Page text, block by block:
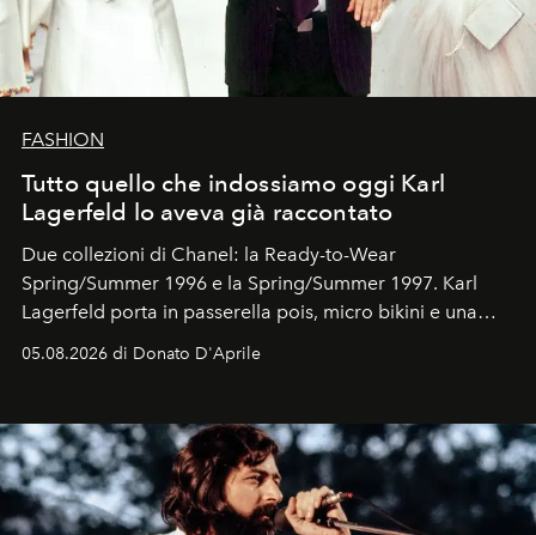
FASHION
Tutto quello che indossiamo oggi Karl
Lagerfeld lo aveva già raccontato
Due collezioni di Chanel: la Ready-to-Wear
Spring/Summer 1996 e la Spring/Summer 1997. Karl
Lagerfeld porta in passerella pois, micro bikini e una
logomania pensata per la spiaggia
Kate, Claudia e Carla una dietro l'altra. Trent'anni dopo,
uno dei documenti più contemporanei che abbiamo.
05.08.2026 di Donato D'Aprile